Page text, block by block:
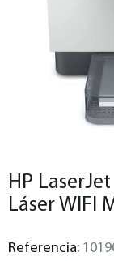
HP
Láser WIFI
Referencia: